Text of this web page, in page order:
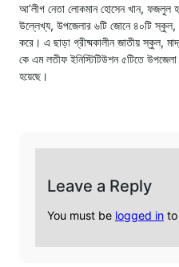
আ’লীগ নেতা লোকমান হোসেন খান, ফজলুল
উল্লেখ্য, উপজেলার ৬টি জোনে ৪০টি স্কুল,
করে। এ ছাড়া গ্রীষ্মকালীন জাতীয় স্কুল,
কে এম লতীফ ইনিস্টিটিউশন ৫টিতে উপজেলা
হয়েছে।
Leave a Reply
You must be logged in